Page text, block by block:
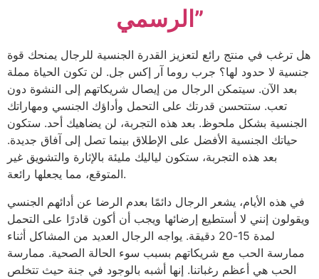
الرسمي”
هل ترغب في منتج رائع لتعزيز القدرة الجنسية للرجال يمنحك قوة
جنسية لا حدود لها؟ جرب روما آر إكس جل. لن تكون الحياة مملة
بعد الآن. سيتمكن الرجال من إيصال شريكاتهم إلى النشوة دون
تعب. ستتحسن قدرتك على التحمل وأداؤك الجنسي ومهاراتك
الجنسية بشكل ملحوظ. بعد هذه التجربة، لن يضاهيك أحد. ستكون
حياتك الجنسية الأفضل على الإطلاق بينما تصل إلى آفاق جديدة.
بعد هذه التجربة، ستكون لياليك مليئة بالإثارة والتشويق غير
المتوقع، مما يجعلها رائعة.
في هذه الأيام، يشعر الرجال دائمًا بعدم الرضا عن أدائهم الجنسي
ويقولون إنني لا أستطيع إرضائها ويجب أن أكون قادرًا على التحمل
لمدة 15-20 دقيقة. يواجه الرجال العديد من المشاكل أثناء
ممارسة الحب مع شريكاتهم بسبب سوء الحالة الصحية. ممارسة
الحب هي أعظم رغباتنا. إنها أشبه بالوجود في جنة حيث تتخلص